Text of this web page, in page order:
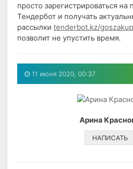
просто зарегистрироваться на
Тендербот и получать
рассылки tenderbot.kz/goszakup
позволит не упустить время.
11 июня 2020, 00:37
Арина
НАПИСАТЬ